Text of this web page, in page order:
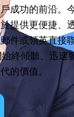
成功的前沿。
提供更便捷、
郵件或領英直接
終傾聽、迅速
的價值。